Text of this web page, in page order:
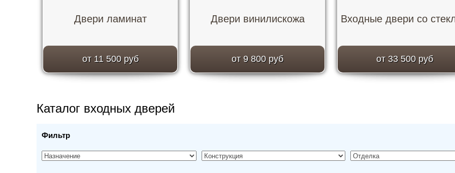
Двери ламинат
от 11 500 руб
Двери винилискожа
от 9 800 руб
Входные двери со
от 33 500 руб
Каталог входных дверей
Фильтр